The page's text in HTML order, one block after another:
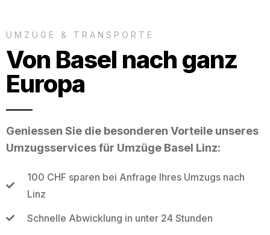
UMZÜGE & TRANSPORTE
Von Basel nach ganz
Europa
Geniessen Sie die besonderen Vorteile unseres
Umzugsservices für Umzüge Basel Linz:
100 CHF sparen bei Anfrage Ihres Umzugs nach
Linz
Schnelle Abwicklung in unter 24 Stunden